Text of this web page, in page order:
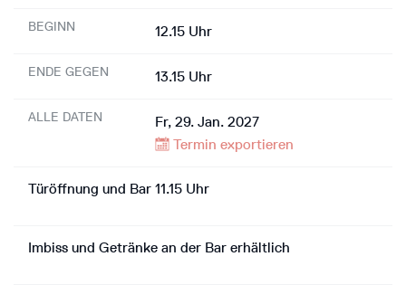
BEGINN 12.15 Uhr
ENDE GEGEN 13.15 Uhr
ALLE DATEN
Fr, 29. Jan. 2027
Termin exportieren
Türöffnung und Bar 11.15 Uhr
Imbiss und Getränke an der Bar erhältlich